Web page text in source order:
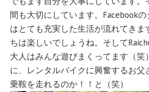
間も大切にしています。Facebook
はとても充実した生活が流れてきま
ちは楽しいでしょうね。そして
大人はみんな遊びまくってます（笑
に、レンタルバイクに興奮するお父
乗鞍を走れるのか！！と（笑）